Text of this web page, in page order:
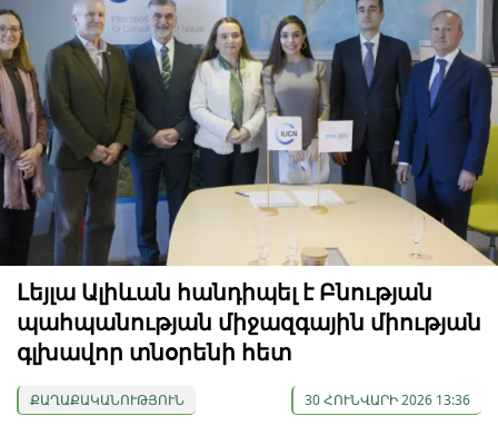
Լեյլա Ալիևան հանդիպել է Բնության
պահպանության միջազգային միության
գլխավոր տնօրենի հետ
ՔԱՂԱՔԱԿԱՆՈՒԹՅՈՒՆ 30 ՀՈՒՆՎԱՐԻ 2026 13:36